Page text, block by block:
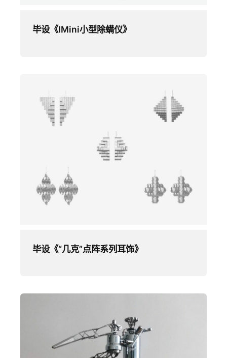
毕设《IMini小型除螨仪》
毕设《“几克”点阵系列耳饰》